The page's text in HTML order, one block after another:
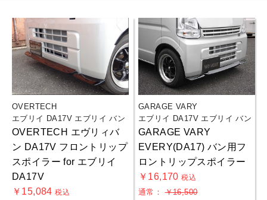
OVERTECH
エブリイ DA17V エブリイ バン
OVERTECH エヴリィバ
ン DA17V フロントリップ
スポイラー for エブリイ
DA17V
￥15,084税込
GARAGE VARY
エブリイ DA17V エブリイ バン
GARAGE VARY
EVERY(DA17) バン用フ
ロントリップスポイラー
￥16,170税込
通常：￥16,500